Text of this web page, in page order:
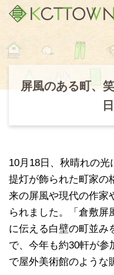
屏風のある町、
10月18日、秋晴れの光
提灯が飾られた町家の
来の屏風や現代の作家
られました。「倉敷屏
に伝える白壁の町並み
で、今年も約30軒が参
で屋外美術館のような